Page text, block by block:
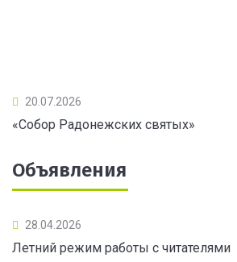
20.07.2026
«Собор Радонежских святых»
Объявления
28.04.2026
Летний режим работы с читателями